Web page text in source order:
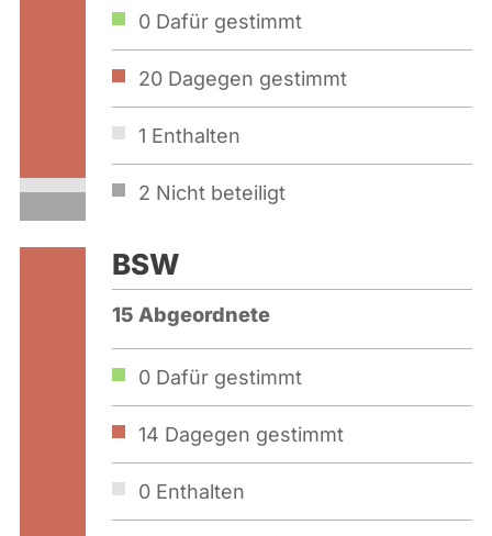
0 Dafür gestimmt
20 Dagegen gestimmt
1 Enthalten
2 Nicht beteiligt
BSW
15 Abgeordnete
0 Dafür gestimmt
14 Dagegen gestimmt
0 Enthalten